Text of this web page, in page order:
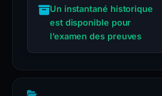
Un instantané historique
est disponible pour
l’examen des preuves